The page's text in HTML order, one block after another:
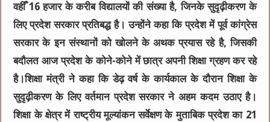
वहीँ 16 हजार के करीब विद्यालयों की संख्या है, जिनके सुदृढ़ीकरण के
लिए प्रदेश सरकार प्रतिबद्ध है। उन्होंने कहा कि प्रदेश में पूर्व कांग्रेस
सरकार के इन संस्थानों को खोलने के अथक प्रयास रहे है, जिसकी
बदौलत आज प्रदेश के कोने-कोने में छात्र अपनी शिक्षा ग्रहण कर रहे
है।शिक्षा मंत्री ने कहा कि डेढ़ वर्ष के कार्यकाल के दौरान शिक्षा के
सुदृढ़ीकरण के लिए वर्तमान प्रदेश सरकार ने अहम कदम उठाए है।
शिक्षा के क्षेत्र में राष्ट्रीय मूल्यांकन सर्वेक्षण के मुताबिक प्रदेश का 21